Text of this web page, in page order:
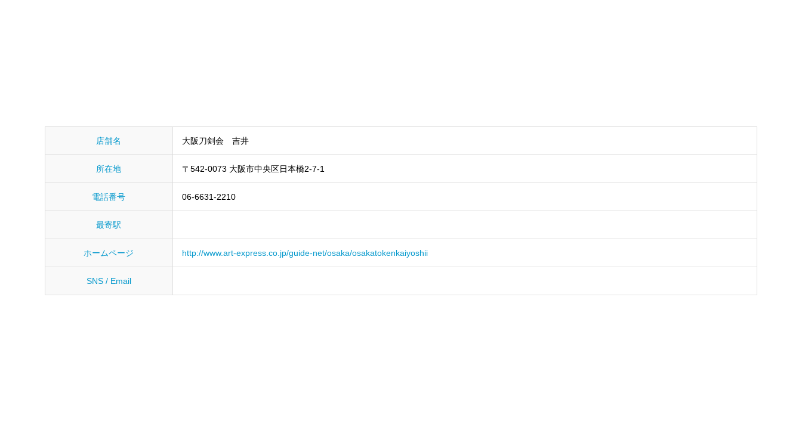
店舗名 大阪刀剣会 吉井
所在地 〒542-0073 大阪市中央区日本橋2-7-1
電話番号 06-6631-2210
最寄駅
ホームページ http://www.art-express.co.jp/guide-net/osaka/osakatokenkaiyoshii
SNS / Email